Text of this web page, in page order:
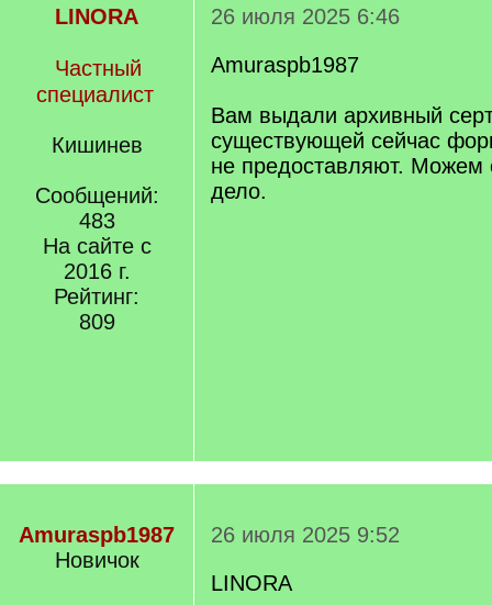
LINORA
Частный
специалист
Кишинев
Сообщений:
483
На сайте с
2016 г.
Рейтинг:
809
26 июля 2025 6:46
Amuraspb1987
Вам выдали архивный
существующей сейчас
не предоставляют. Можем
дело.
Amuraspb1987
Новичок
26 июля 2025 9:52
LINORA